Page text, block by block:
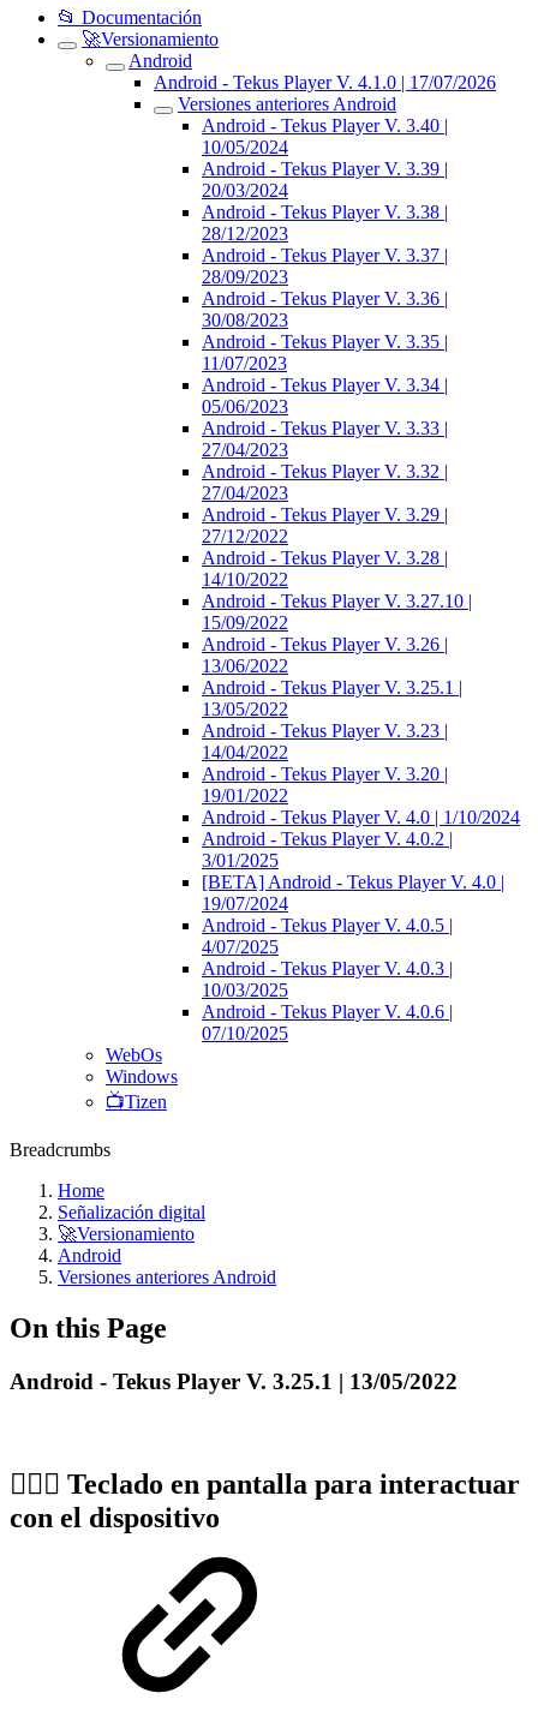
📂 Documentación
🚀Versionamiento
Android
Android - Tekus Player V. 4.1.0 | 17/07/2026
Versiones anteriores Android
Android - Tekus Player V. 3.40 |
10/05/2024
Android - Tekus Player V. 3.39 |
20/03/2024
Android - Tekus Player V. 3.38 |
28/12/2023
Android - Tekus Player V. 3.37 |
28/09/2023
Android - Tekus Player V. 3.36 |
30/08/2023
Android - Tekus Player V. 3.35 |
11/07/2023
Android - Tekus Player V. 3.34 |
05/06/2023
Android - Tekus Player V. 3.33 |
27/04/2023
Android - Tekus Player V. 3.32 |
27/04/2023
Android - Tekus Player V. 3.29 |
27/12/2022
Android - Tekus Player V. 3.28 |
14/10/2022
Android - Tekus Player V. 3.27.10 |
15/09/2022
Android - Tekus Player V. 3.26 |
13/06/2022
Android - Tekus Player V. 3.25.1 |
13/05/2022
Android - Tekus Player V. 3.23 |
14/04/2022
Android - Tekus Player V. 3.20 |
19/01/2022
Android - Tekus Player V. 4.0 | 1/10/2024
Android - Tekus Player V. 4.0.2 |
3/01/2025
[BETA] Android - Tekus Player V. 4.0 |
19/07/2024
Android - Tekus Player V. 4.0.5 |
4/07/2025
Android - Tekus Player V. 4.0.3 |
10/03/2025
Android - Tekus Player V. 4.0.6 |
07/10/2025
WebOs
Windows
📺Tizen
Breadcrumbs
Home
Señalización digital
🚀Versionamiento
Android
Versiones anteriores Android
On this Page
Android - Tekus Player V. 3.25.1 | 13/05/2022
🏌🏼‍♀️ Teclado en pantalla para interactuar
con el dispositivo